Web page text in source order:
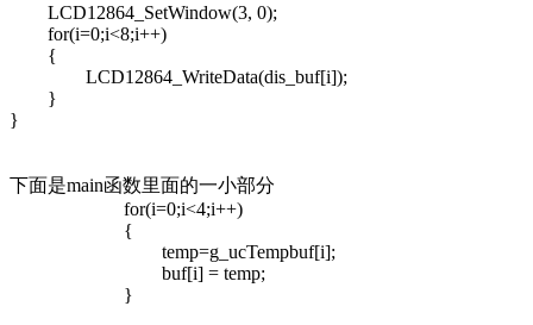
LCD12864_SetWindow(3, 0);
for(i=0;i<8;i++)
{
LCD12864_WriteData(dis_buf[i]);
}
}
下面是main函数里面的一小部分
for(i=0;i<4;i++)
{
temp=g_ucTempbuf[i];
buf[i] = temp;
}